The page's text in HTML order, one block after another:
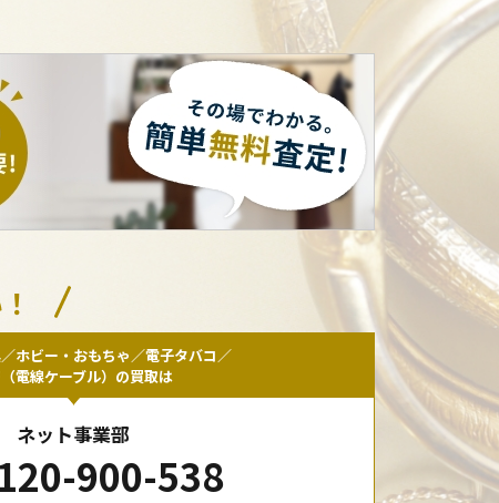
ホビー・おもちゃ／電子タバコ／
電線ケーブル）の買取は
ネット事業部
900-538